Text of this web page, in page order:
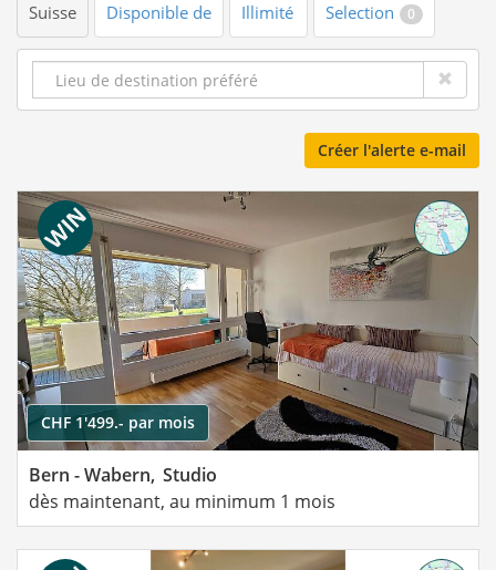
Suisse Disponible de Illimité Selection 0
Créer l'alerte e-mail
CHF 1'499.- par mois
Bern - Wabern, Studio
dès maintenant, au minimum 1 mois